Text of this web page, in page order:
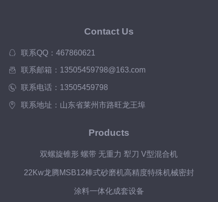
Contact Us
联系QQ：467860621
联系邮箱：13505459798@163.com
联系电话：13505459798
联系地址：山东省莱州市路旺龙王埠
Products
双螺旋锥形 螺带 无重力 犁刀 V型混合机
22Kw龙腾MSB12棒式砂磨机高精度特殊机械密封
涂料一体化成套设备